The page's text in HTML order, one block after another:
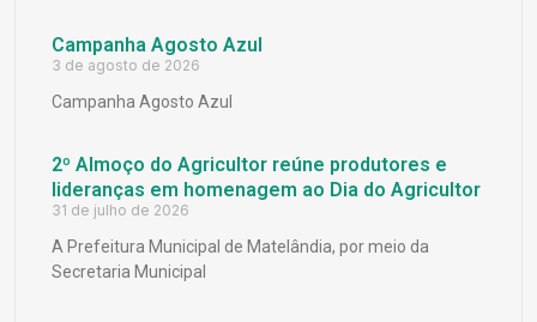
Campanha Agosto Azul
3 de agosto de 2026
Campanha Agosto Azul
2º Almoço do Agricultor reúne produtores e
lideranças em homenagem ao Dia do Agricultor
31 de julho de 2026
A Prefeitura Municipal de Matelândia, por meio da
Secretaria Municipal